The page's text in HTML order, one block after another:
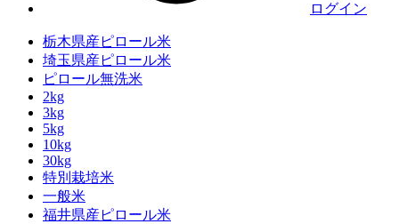
ログイン
栃木県産ピロール米
埼玉県産ピロール米
ピロール無洗米
2kg
3kg
5kg
10kg
30kg
特別栽培米
一般米
福井県産ピロール米